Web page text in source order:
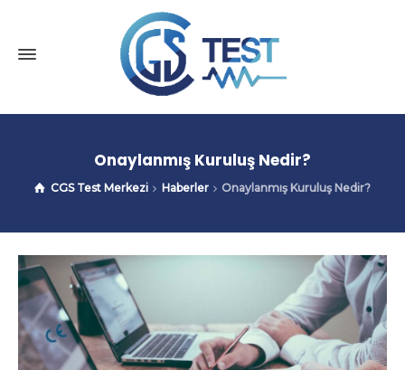
Onaylanmış Kuruluş Nedir?
CGS Test Merkezi Haberler Onaylanmış Kuruluş Nedir?